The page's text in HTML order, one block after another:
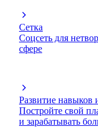
Сетка
Соцсеть для
сфере
Развитие навыков
Постройте свой
и зарабатывать